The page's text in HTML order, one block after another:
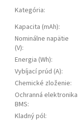
Kategória:
Kapacita (mAh):
Nominálne napätie
(V):
Energia (Wh):
Vybíjací prúd (A):
Chemické zloženie:
Ochranná elektronika
BMS:
Kladný pól: